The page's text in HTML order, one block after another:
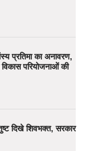
प्रतिमा का अनावरण,
परियोजनाओं की
दिखे शिवभक्त, सरकार